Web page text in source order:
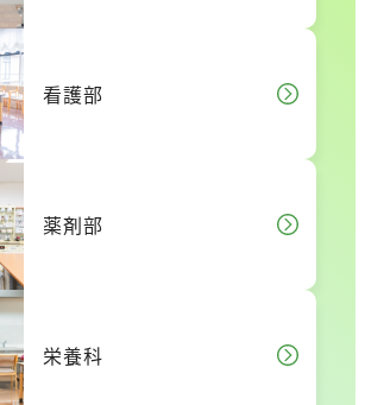
看護部
薬剤部
栄養科